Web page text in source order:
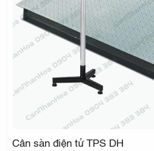
Cân sàn điện tử TPS DH